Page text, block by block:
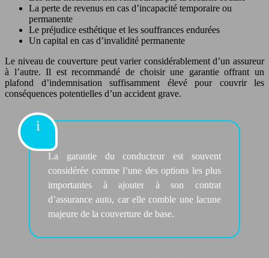
La perte de revenus en cas d’incapacité temporaire ou
permanente
Le préjudice esthétique et les souffrances endurées
Un capital en cas d’invalidité permanente
Le niveau de couverture peut varier considérablement d’un assureur
à l’autre. Il est recommandé de choisir une garantie offrant un
plafond d’indemnisation suffisamment élevé pour couvrir les
conséquences potentielles d’un accident grave.
La garantie du conducteur est souvent
considérée comme l’une des options les plus
importantes à ajouter à son contrat
d’assurance auto, car elle comble une lacune
majeure de la couverture de base.